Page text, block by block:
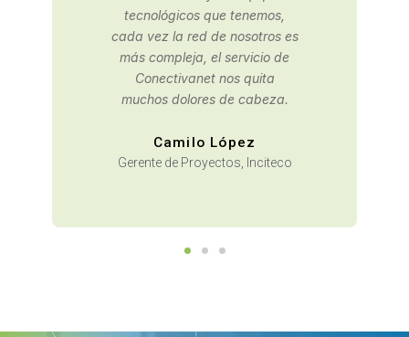
decidimos tercerizar nuestra
oficina de sistemas con ellos.
David Moreno
Área de Planeación,